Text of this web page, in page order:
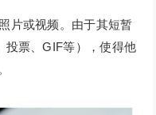
片或视频。由于其短暂
投票、GIF等），使得他